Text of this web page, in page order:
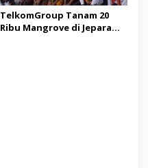
TelkomGroup Tanam 20
Ribu Mangrove di Jepara